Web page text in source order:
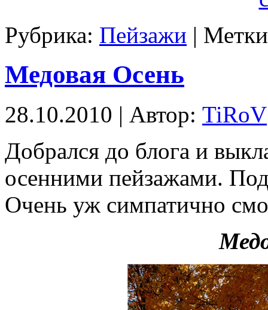
Рубрика: Пейзажи |
Медовая Осень
28.10.2010 | Автор: TiRoV
Добрался до блога и
осенними пейзажами.
Очень уж симпатично